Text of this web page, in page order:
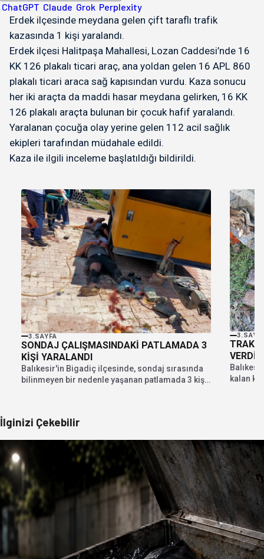
ChatGPT Claude Grok Perplexity
Erdek ilçesinde meydana gelen çift taraflı trafik
kazasında 1 kişi yaralandı.
Erdek ilçesi Halitpaşa Mahallesi, Lozan Caddesi’nde 16
KK 126 plakalı ticari araç, ana yoldan gelen 16 APL 860
plakalı ticari araca sağ kapısından vurdu. Kaza sonucu
her iki araçta da maddi hasar meydana gelirken, 16 KK
126 plakalı araçta bulunan bir çocuk hafif yaralandı.
Yaralanan çocuğa olay yerine gelen 112 acil sağlık
ekipleri tarafından müdahale edildi.
Kaza ile ilgili inceleme başlatıldığı bildirildi.
3.SAYFA
SONDAJ ÇALIŞMASINDAKİ PATLAMADA 3
KİŞİ YARALANDI
Balıkesir'in Bigadiç ilçesinde, sondaj sırasında
bilinmeyen bir nedenle yaşanan patlamada 3 kişi
VERDİ
kalan
İlginizi Çekebilir